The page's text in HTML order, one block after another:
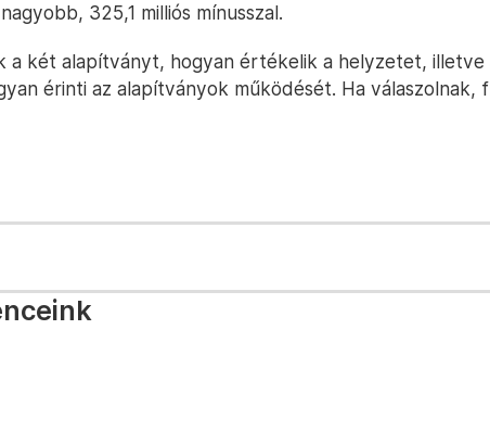
325,1 milliós mínusszal.
a két alapítványt, hogyan értékelik a helyzetet, illetve
érinti az alapítványok működését. Ha válaszolnak,